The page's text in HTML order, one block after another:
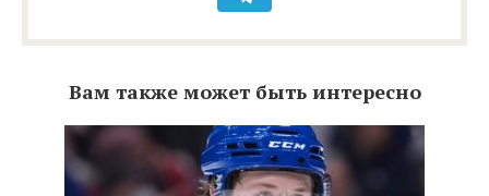
Вам также может быть интересно